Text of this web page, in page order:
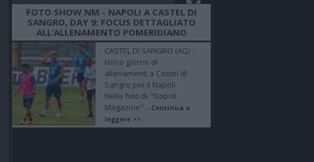
FOTO SHOW NM - NAPOLI A CASTEL DI
SANGRO, DAY 9: FOCUS DETTAGLIATO
ALL’ALLENAMENTO POMERIDIANO
CASTEL DI SANGRO (AQ) -
Nono giorno di
allenamenti a Castel di
Sangro per il Napoli.
Nelle foto di "Napoli
Magazine"... Continua a
leggere >>